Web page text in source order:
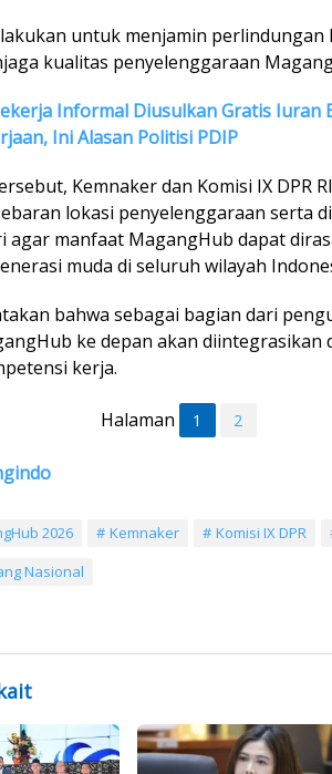
untuk menjamin perlindungan
kualitas penyelenggaraan
Informal Diusulkan Gratis Iuran
Ini Alasan Politisi PDIP
Kemnaker dan Komisi IX DPR
lokasi penyelenggaraan serta
agar manfaat MagangHub dapat
muda di seluruh wilayah
bahwa sebagai bagian dari
ke depan akan diintegrasikan
kerja.
Halaman 1 2
2026 Kemnaker Komisi IX DPR
Nasional